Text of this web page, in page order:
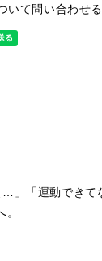
いて問い合わせる
」「運動できて